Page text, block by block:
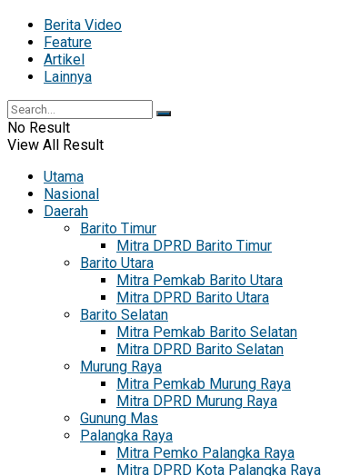
Berita Video
Feature
Artikel
Lainnya
No Result
View All Result
Utama
Nasional
Daerah
Barito Timur
Mitra DPRD Barito Timur
Barito Utara
Mitra Pemkab Barito Utara
Mitra DPRD Barito Utara
Barito Selatan
Mitra Pemkab Barito Selatan
Mitra DPRD Barito Selatan
Murung Raya
Mitra Pemkab Murung Raya
Mitra DPRD Murung Raya
Gunung Mas
Palangka Raya
Mitra Pemko Palangka Raya
Mitra DPRD Kota Palangka Raya